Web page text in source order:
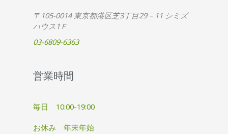
〒105-0014 東京都港区芝3丁目29－11 シミズ
ハウス1Ｆ
03-6809-6363
営業時間
毎日 10:00-19:00
お休み 年末年始